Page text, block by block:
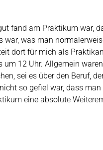
fand am Praktikum war,
was man
dort für mich als
12 Uhr. Allgemein
sei es über den Beruf,
so gefiel war, dass
eine absolute